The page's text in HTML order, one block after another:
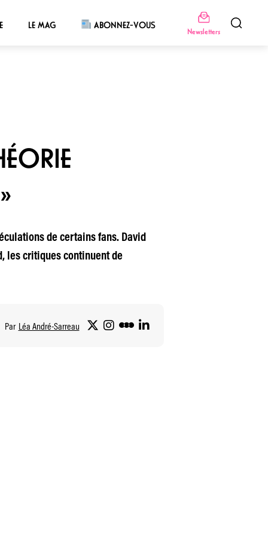
LE MAG ABONNEZ-VOUS
Newsletters
de certains fans. David
les critiques continuent de
Par Léa André-Sarreau